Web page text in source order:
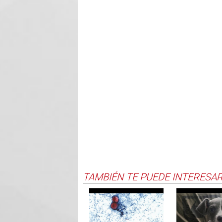
TAMBIÉN TE PUEDE